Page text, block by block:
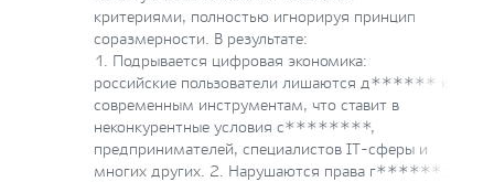
критериями, полностью игнорируя принцип
соразмерности. В результате:
1. Подрывается цифровая экономика:
российские пользователи лишаются д****** к
современным инструментам, что ставит в
неконкурентные условия с********,
предпринимателей, специалистов IT-сферы и
многих других. 2. Нарушаются права г******: